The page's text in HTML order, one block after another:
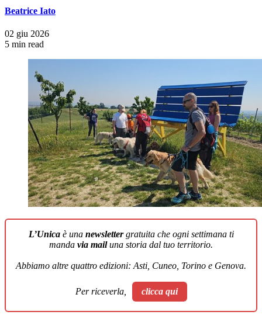
Beatrice Iato
02 giu 2026
5 min read
L’Unicaè una newslettergratuita che ogni settimana ti
manda via mailuna storia dal tuo territorio.
Abbiamo altre quattro edizioni: Asti, Cuneo, Torino e Genova.
Per riceverla, clicca qui